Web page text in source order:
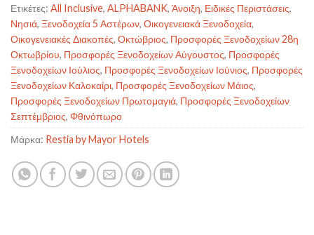
Ετικέτες: All Inclusive, ALPHABANK, Άνοιξη, Ειδικές Περιστάσεις,
Νησιά, Ξενοδοχεία 5 Αστέρων, Οικογενειακά Ξενοδοχεία,
Οικογενειακές Διακοπές, Οκτώβριος, Προσφορές Ξενοδοχείων 28η
Οκτωβρίου, Προσφορές Ξενοδοχείων Αύγουστος, Προσφορές
Ξενοδοχείων Ιούλιος, Προσφορές Ξενοδοχείων Ιούνιος, Προσφορές
Ξενοδοχείων Καλοκαίρι, Προσφορές Ξενοδοχείων Μάιος,
Προσφορές Ξενοδοχείων Πρωτομαγιά, Προσφορές Ξενοδοχείων
Σεπτέμβριος, Φθινόπωρο
Μάρκα: Restia by Mayor Hotels